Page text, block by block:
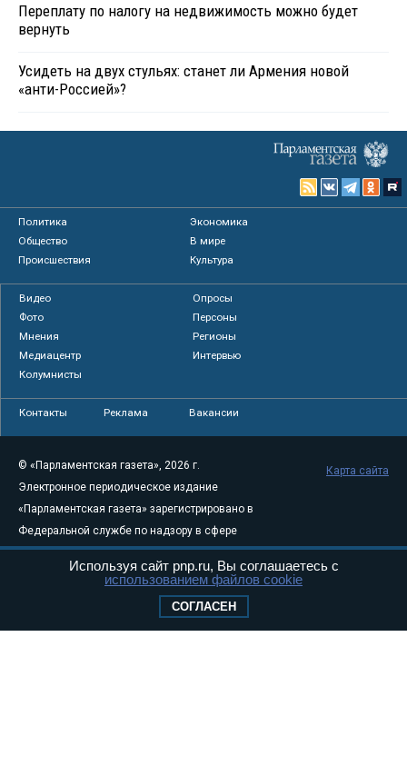
Переплату по налогу на недвижимость можно будет
вернуть
Усидеть на двух стульях: станет ли Армения новой
«анти-Россией»?
Политика
Экономика
Общество
В мире
Происшествия
Культура
Видео
Опросы
Фото
Персоны
Мнения
Регионы
Медиацентр
Интервью
Колумнисты
Контакты Реклама Вакансии
© «Парламентская газета», 2026 г.
Электронное периодическое издание
«Парламентская газета» зарегистрировано в
Федеральной службе по надзору в сфере
связи, информационных технологий и
массовых коммуникаций (Роскомнадзор) 05
Свидетельство о регистрации Эл № ФС77-
Карта сайта
Используя сайт pnp.ru, Вы соглашаетесь с
использованием файлов cookie
СОГЛАСЕН